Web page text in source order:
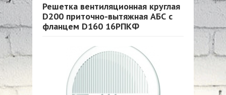
Решетка вентиляционная круглая
D200 приточно-вытяжная АБС с
фланцем D160 16РПКФ